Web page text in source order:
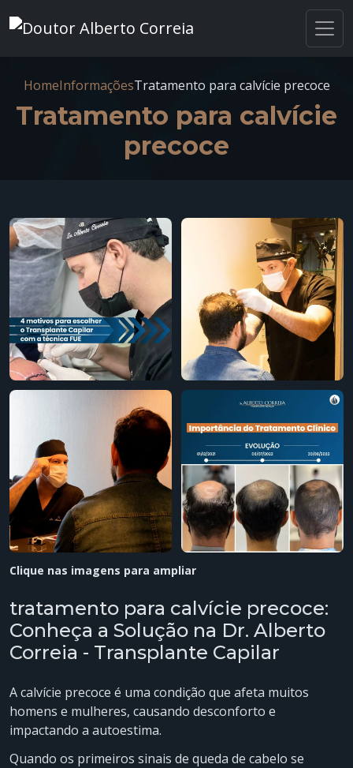
HomeInformaçõesTratamento para calvície precoce
Tratamento para calvície
precoce
Clique nas imagens para ampliar
tratamento para calvície precoce:
Conheça a Solução na Dr. Alberto
Correia - Transplante Capilar
A calvície precoce é uma condição que afeta muitos
homens e mulheres, causando desconforto e
impactando a autoestima.
Quando os primeiros sinais de queda de cabelo se